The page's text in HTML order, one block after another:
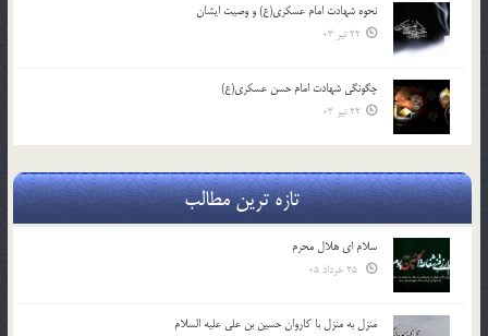
نحوه شهادت امام عسکری(ع) و وصیت ایشان
22 تیر 03
چگونگی شهادت امام حسن عسکری(ع)
22 تیر 03
تازه ترین مطالب
سلام ای هلال محرم
منزل به منزل با کاروان حسین بن علی علیه السلام